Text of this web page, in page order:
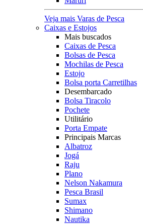
Veja mais Varas de Pesca
Caixas e Estojos
Mais buscados
Caixas de Pesca
Bolsas de Pesca
Mochilas de Pesca
Estojo
Bolsa porta Carretilhas
Desembarcado
Bolsa Tiracolo
Pochete
Utilitário
Porta Empate
Principais Marcas
Albatroz
Jogá
Raju
Plano
Nelson Nakamura
Pesca Brasil
Sumax
Shimano
Nautika